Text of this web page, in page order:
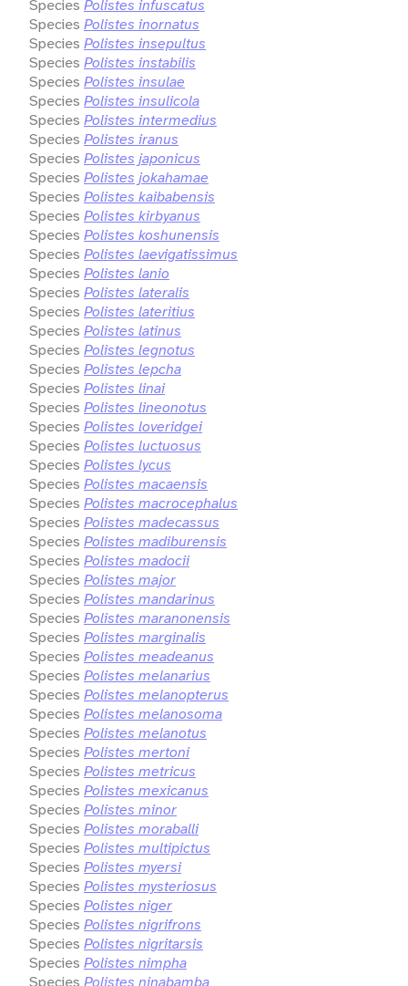
Species Polistes infuscatus
Species Polistes inornatus
Species Polistes insepultus
Species Polistes instabilis
Species Polistes insulae
Species Polistes insulicola
Species Polistes intermedius
Species Polistes iranus
Species Polistes japonicus
Species Polistes jokahamae
Species Polistes kaibabensis
Species Polistes kirbyanus
Species Polistes koshunensis
Species Polistes laevigatissimus
Species Polistes lanio
Species Polistes lateralis
Species Polistes lateritius
Species Polistes latinus
Species Polistes legnotus
Species Polistes lepcha
Species Polistes linai
Species Polistes lineonotus
Species Polistes loveridgei
Species Polistes luctuosus
Species Polistes lycus
Species Polistes macaensis
Species Polistes macrocephalus
Species Polistes madecassus
Species Polistes madiburensis
Species Polistes madocii
Species Polistes major
Species Polistes mandarinus
Species Polistes maranonensis
Species Polistes marginalis
Species Polistes meadeanus
Species Polistes melanarius
Species Polistes melanopterus
Species Polistes melanosoma
Species Polistes melanotus
Species Polistes mertoni
Species Polistes metricus
Species Polistes mexicanus
Species Polistes minor
Species Polistes moraballi
Species Polistes multipictus
Species Polistes myersi
Species Polistes mysteriosus
Species Polistes niger
Species Polistes nigrifrons
Species Polistes nigritarsis
Species Polistes nimpha
Species Polistes ninabamba